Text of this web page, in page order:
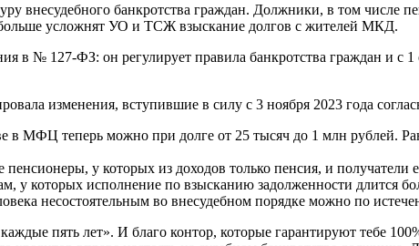
внесудебного банкротства граждан. Должники, в том числе
усложнят УО и ТСЖ взыскание долгов с жителей МКД.
в № 127-ФЗ: он регулирует правила банкротства граждан и с 1
изменения, вступившие в силу с 3 ноября 2023 года
в МФЦ теперь можно при долге от 25 тысяч до 1 млн рублей.
пенсионеры, у которых из доходов только пенсия, и
у которых исполнение по взысканию задолженности длится
несостоятельным во внесудебном порядке можно по
пять лет». И благо контор, которые гарантируют тебе